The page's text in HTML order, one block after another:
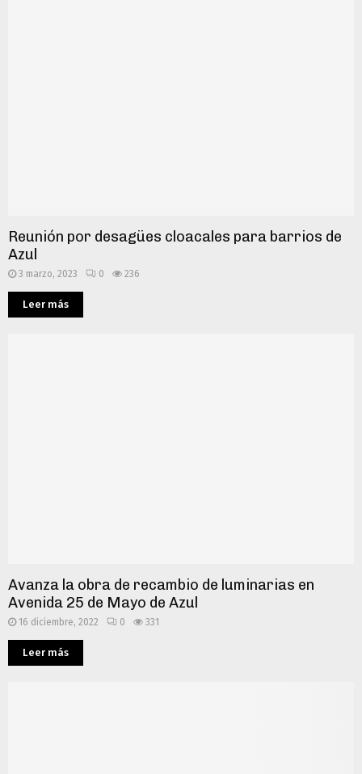
Reunión por desagües cloacales para barrios de
Azul
3 marzo, 2023 0 236
Leer más
Avanza la obra de recambio de luminarias en
Avenida 25 de Mayo de Azul
16 diciembre, 2022 0 331
Leer más